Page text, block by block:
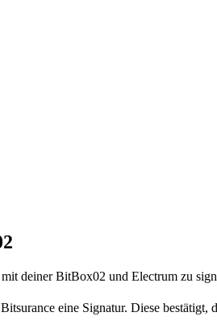
deiner BitBox02 und Electrum zu
eine Signatur. Diese